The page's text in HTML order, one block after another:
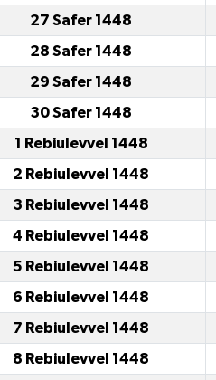
27 Safer 1448
28 Safer 1448
29 Safer 1448
30 Safer 1448
1 Rebiulevvel 1448
2 Rebiulevvel 1448
3 Rebiulevvel 1448
4 Rebiulevvel 1448
5 Rebiulevvel 1448
6 Rebiulevvel 1448
7 Rebiulevvel 1448
8 Rebiulevvel 1448